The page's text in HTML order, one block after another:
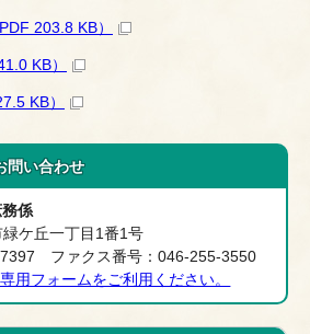
203.8 KB）
KB）
KB）
問い合わせ
係
ケ丘一丁目1番1号
ファクス番号：046-255-3550
用フォームをご利用ください。